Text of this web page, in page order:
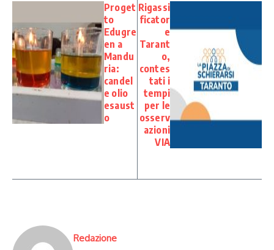
Proget
to
Edugre
en a
Mandu
ria:
candel
e olio
esaust
o
Rigassi
ficator
e
Tarant
o,
contes
tati i
tempi
per le
osserv
azioni
VIA
Redazione